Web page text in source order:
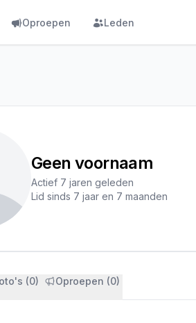
Oproepen Leden
Geen voornaam
Actief 7 jaren geleden
Lid sinds 7 jaar en 7 maanden
(0) Oproepen (0)